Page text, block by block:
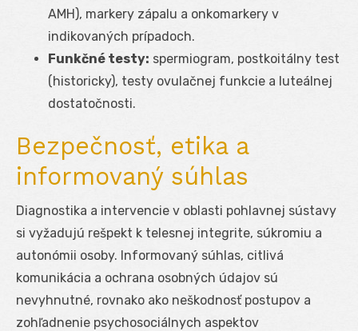
AMH), markery zápalu a onkomarkery v
indikovaných prípadoch.
Funkčné testy: spermiogram, postkoitálny test
(historicky), testy ovulačnej funkcie a luteálnej
dostatočnosti.
Bezpečnosť, etika a
informovaný súhlas
Diagnostika a intervencie v oblasti pohlavnej sústavy
si vyžadujú rešpekt k telesnej integrite, súkromiu a
autonómii osoby. Informovaný súhlas, citlivá
komunikácia a ochrana osobných údajov sú
nevyhnutné, rovnako ako neškodnosť postupov a
zohľadnenie psychosociálnych aspektov